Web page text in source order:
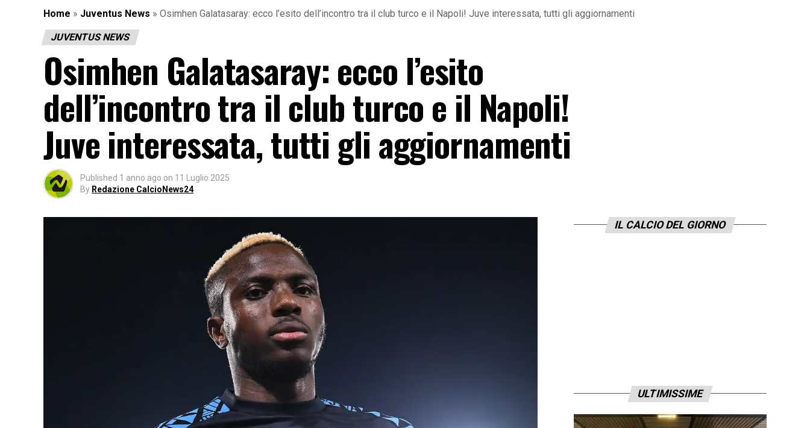
Home » Juventus News » Osimhen Galatasaray: ecco l’esito dell’incontro tra il club turco e il Napoli! Juve interessata, tutti gli aggiornamenti
JUVENTUS NEWS
Osimhen Galatasaray: ecco l’esito
dell’incontro tra il club turco e il Napoli!
Juve interessata, tutti gli aggiornamenti
Published 1 anno ago on 11 Luglio 2025
By Redazione CalcioNews24
IL CALCIO DEL GIORNO
ULTIMISSIME